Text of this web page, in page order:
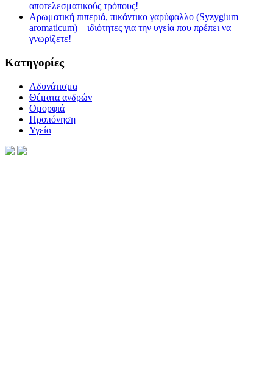
αποτελεσματικούς τρόπους!
Αρωματική πιπεριά, πικάντικο γαρύφαλλο (Syzygium
aromaticum) – ιδιότητες για την υγεία που πρέπει να
γνωρίζετε!
Kατηγορίες
Αδυνάτισμα
Θέματα ανδρών
Ομορφιά
Προπόνηση
Υγεία